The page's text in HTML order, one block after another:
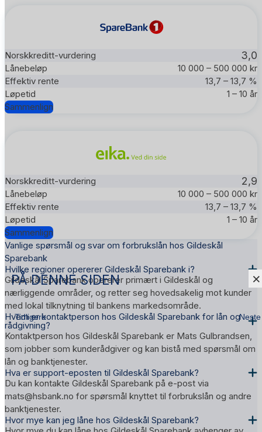
×
PÅ DENNE SIDEN
Tidligere Neste
3,0
10 000 – 500 000 kr
13,7 – 13,7 %
1 – 10 år
Sammenlign
2,9
10 000 – 500 000 kr
13,7 – 13,7 %
1 – 10 år
Sammenlign
Vanlige spørsmål og svar om forbrukslån hos Gildeskål
Sparebank
Hvilke regioner opererer Gildeskål Sparebank i?
Gildeskål Sparebank opererer primært i Gildeskål og
nærliggende områder, og retter seg hovedsakelig mot kunder
med lokal tilknytning til bankens markedsområde.
Hvem er kontaktperson hos Gildeskål Sparebank for lån og
rådgivning?
Kontaktperson hos Gildeskål Sparebank er Mats Gulbrandsen,
som jobber som kunderådgiver og kan bistå med spørsmål om
lån og banktjenester.
Hva er support-eposten til Gildeskål Sparebank?
Du kan kontakte Gildeskål Sparebank på e-post via
mats@hsbank.no for spørsmål knyttet til forbrukslån og andre
banktjenester.
Hvor mye kan jeg låne hos Gildeskål Sparebank?